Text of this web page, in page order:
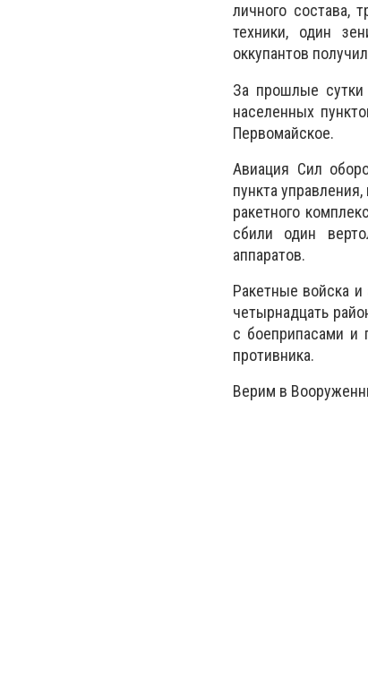
личного состава,
техники, один
оккупантов
За прошлые сутки
населенных
Первомайское.
Авиация Сил
пункта
ракетного
сбили один
аппаратов.
Ракетные войска
четырнадцать
с боеприпасами и
противника.
Верим в